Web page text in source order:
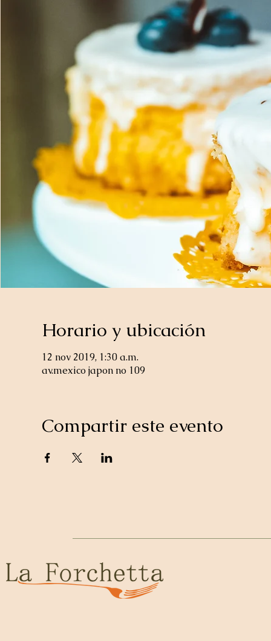
Horario y ubicación
12 nov 2019, 1:30 a.m.
av.mexico japon no 109
Compartir este evento